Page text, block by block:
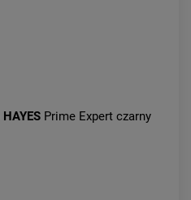
HAYES Prime Expert czarny